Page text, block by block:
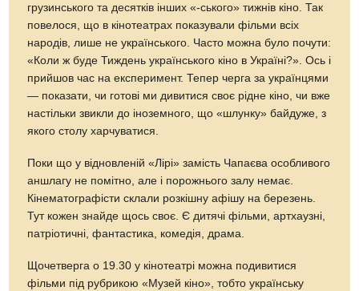
грузинського та десятків інших «-ського» тижнів кіно. Так
повелося, що в кінотеатрах показували фільми всіх
народів, лише не українського. Часто можна було почути:
«Коли ж буде Тиждень українського кіно в Україні?». Ось і
прийшов час на експеримент. Тепер черга за українцями
— показати, чи готові ми дивитися своє рідне кіно, чи вже
настільки звикли до іноземного, що «шлунку» байдуже, з
якого столу харчуватися.
Поки що у відновленій «Лірі» замість Чапаєва особливого
аншлагу не помітно, але і порожнього залу немає.
Кінематографісти склали розкішну афішу на березень.
Тут кожен знайде щось своє. Є дитячі фільми, артхаузні,
патріотичні, фантастика, комедія, драма.
Щочетверга о 19.30 у кінотеатрі можна подивитися
фільми під рубрикою «Музей кіно», тобто українську